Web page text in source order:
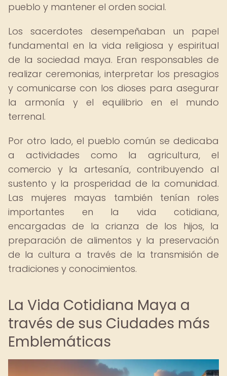
pueblo y mantener el orden social.
Los sacerdotes desempeñaban un papel
fundamental en la vida religiosa y espiritual
de la sociedad maya. Eran responsables de
realizar ceremonias, interpretar los presagios
y comunicarse con los dioses para asegurar
la armonía y el equilibrio en el mundo
terrenal.
Por otro lado, el pueblo común se dedicaba
a actividades como la agricultura, el
comercio y la artesanía, contribuyendo al
sustento y la prosperidad de la comunidad.
Las mujeres mayas también tenían roles
importantes en la vida cotidiana,
encargadas de la crianza de los hijos, la
preparación de alimentos y la preservación
de la cultura a través de la transmisión de
tradiciones y conocimientos.
La Vida Cotidiana Maya a
través de sus Ciudades más
Emblemáticas